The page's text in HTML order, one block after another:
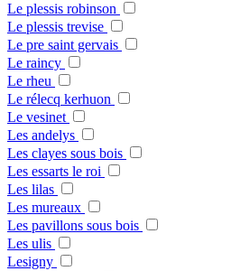
Le plessis robinson
Le plessis trevise
Le pre saint gervais
Le raincy
Le rheu
Le rélecq kerhuon
Le vesinet
Les andelys
Les clayes sous bois
Les essarts le roi
Les lilas
Les mureaux
Les pavillons sous bois
Les ulis
Lesigny